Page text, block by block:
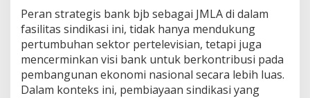
Peran strategis bank bjb sebagai JMLA di dalam
fasilitas sindikasi ini, tidak hanya mendukung
pertumbuhan sektor pertelevisian, tetapi juga
mencerminkan visi bank untuk berkontribusi pada
pembangunan ekonomi nasional secara lebih luas.
Dalam konteks ini, pembiayaan sindikasi yang